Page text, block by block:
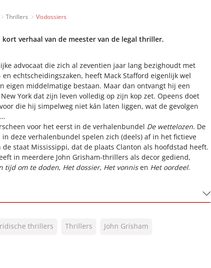
Thrillers Visdossiers
kort verhaal van de meester van de legal thriller.
advocaat die zich al zeventien jaar lang bezighoudt met
echtscheidingszaken, heeft Mack Stafford eigenlijk wel
eigen middelmatige bestaan. Maar dan ontvangt hij een
York dat zijn leven volledig op zijn kop zet. Opeens doet
die hij simpelweg niet kán laten liggen, wat de gevolgen
voor het eerst in de verhalenbundel De wettelozen. De
in deze verhalenbundel spelen zich (deels) af in het fictieve
de staat Mississippi, dat de plaats Clanton als hoofdstad heeft.
in meerdere John Grisham-thrillers als decor gediend,
tijd om te doden, Het dossier, Het vonnisen Het oordeel.
332
thrillers Thrillers John Grisham